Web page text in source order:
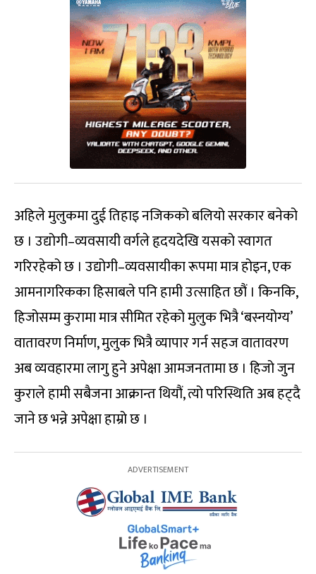
अहिले मुलुकमा दुई तिहाइ नजिकको बलियो सरकार बनेको
छ । उद्योगी–व्यवसायी वर्गले हृदयदेखि यसको स्वागत
गरिरहेको छ । उद्योगी–व्यवसायीका रूपमा मात्र होइन, एक
आमनागरिकका हिसाबले पनि हामी उत्साहित छौं । किनकि,
हिजोसम्म कुरामा मात्र सीमित रहेको मुलुक भित्रै ‘बस्नयोग्य’
वातावरण निर्माण, मुलुक भित्रै व्यापार गर्न सहज वातावरण
अब व्यवहारमा लागु हुने अपेक्षा आमजनतामा छ । हिजो जुन
कुराले हामी सबैजना आक्रान्त थियौं, त्यो परिस्थिति अब हट्दै
जाने छ भन्ने अपेक्षा हाम्रो छ ।